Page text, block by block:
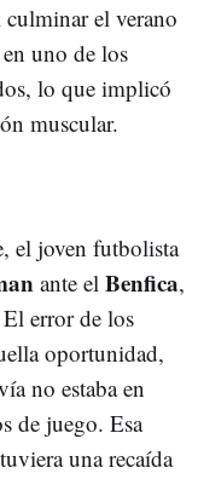
el verano
uno de los
lo que implicó
muscular.
el joven futbolista
ante el Benfica,
error de los
oportunidad,
no estaba en
de juego. Esa
tuviera una recaída